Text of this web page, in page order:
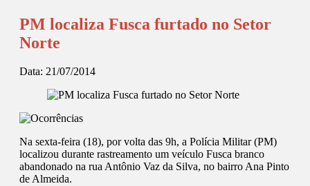
PM localiza Fusca furtado no Setor
Norte
Data: 21/07/2014
Na sexta-feira (18), por volta das 9h, a Polícia Militar (PM)
localizou durante rastreamento um veículo Fusca branco
abandonado na rua Antônio Vaz da Silva, no bairro Ana Pinto
de Almeida.